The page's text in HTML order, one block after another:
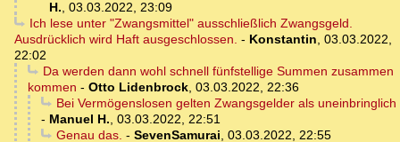
H., 03.03.2022, 23:09
Ich lese unter "Zwangsmittel" ausschließlich Zwangsgeld.
Ausdrücklich wird Haft ausgeschlossen. - Konstantin, 03.03.2022,
22:02
Da werden dann wohl schnell fünfstellige Summen zusammen
kommen - Otto Lidenbrock, 03.03.2022, 22:36
Bei Vermögenslosen gelten Zwangsgelder als uneinbringlich
- Manuel H., 03.03.2022, 22:51
Genau das. - SevenSamurai, 03.03.2022, 22:55